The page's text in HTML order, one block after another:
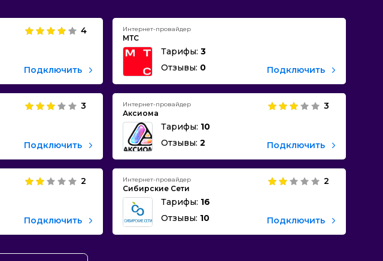
4
Подключить
Интернет-провайдер
МТС
Тарифы: 3
Отзывы: 0 Подключить
3
Подключить
Интернет-провайдер
Аксиома
3
Тарифы: 10
Отзывы: 2 Подключить
2
Подключить
Интернет-провайдер
Сибирские Сети
2
Тарифы: 16
Отзывы: 10 Подключить